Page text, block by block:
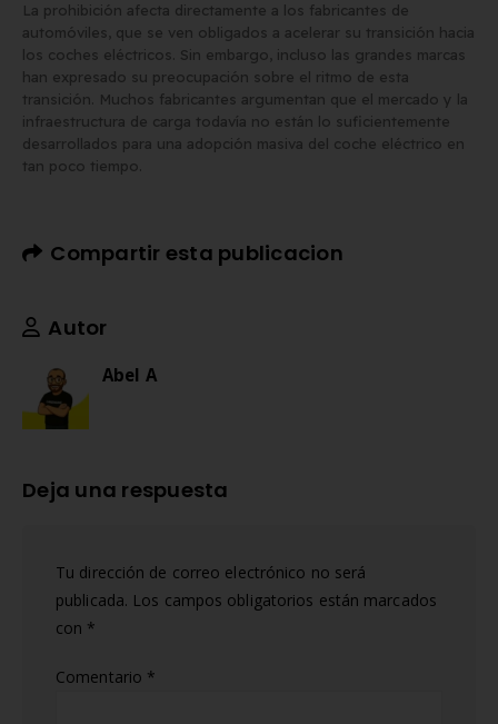
La prohibición afecta directamente a los fabricantes de
automóviles, que se ven obligados a acelerar su transición hacia
los coches eléctricos. Sin embargo, incluso las grandes marcas
han expresado su preocupación sobre el ritmo de esta
transición. Muchos fabricantes argumentan que el mercado y la
infraestructura de carga todavía no están lo suficientemente
desarrollados para una adopción masiva del coche eléctrico en
tan poco tiempo.
Compartir esta publicacion
Autor
Abel A
Deja una respuesta
Tu dirección de correo electrónico no será
publicada. Los campos obligatorios están marcados
con *
Comentario *